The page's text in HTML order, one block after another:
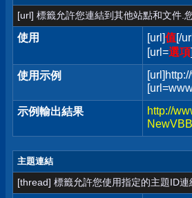
[url] 標籤允許您連結到其他站點和文件.
使用 [url]值[/
[url=選項]
使用示例
示例輸出結果
http://
主題連結
[thread] 標籤允許您使用指定的主題ID